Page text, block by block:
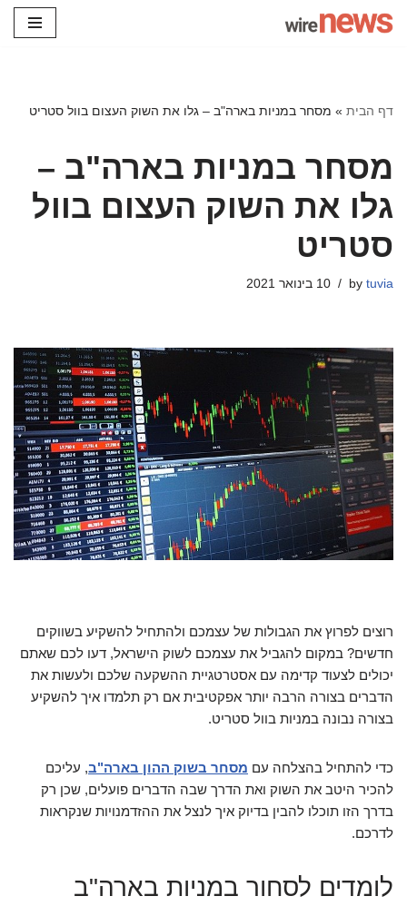
דף הבית » מסחר במניות בארה"ב – גלו את השוק העצום בוול סטריט
מסחר במניות בארה"ב –
גלו את השוק העצום בוול
סטריט
by tuvia 10 בינואר 2021
רוצים לפרוץ את הגבולות של עצמכם ולהתחיל להשקיע בשווקים
חדשים? במקום להגביל את עצמכם לשוק הישראל, דעו לכם שאתם
יכולים לצעוד קדימה עם אסטרטגיית ההשקעה שלכם ולעשות את
הדברים בצורה הרבה יותר אפקטיבית אם רק תלמדו איך להשקיע
בצורה נבונה במניות בוול סטריט.
כדי להתחיל בהצלחה עם מסחר בשוק ההון בארה"ב, עליכם
להכיר היטב את השוק ואת הדרך שבה הדברים פועלים, שכן רק
בדרך הזו תוכלו להבין בדיוק איך לנצל את ההזדמנויות שנקראות
לדרכם.
לומדים לסחור במניות בארה"ב